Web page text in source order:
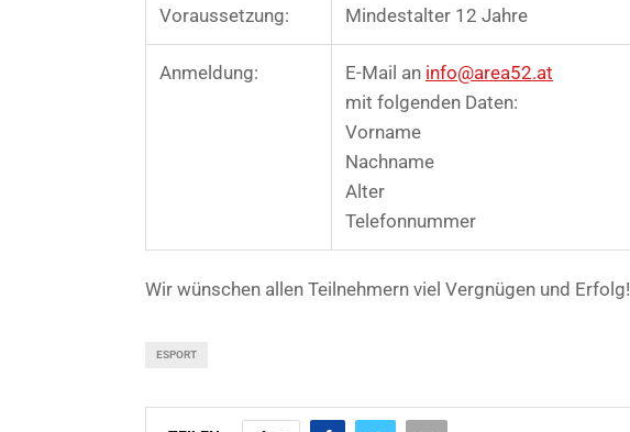
Voraussetzung: Mindestalter 12 Jahre
Anmeldung: E-Mail an info@area52.at
mit folgenden Daten:
Vorname
Nachname
Alter
Telefonnummer
Wir wünschen allen Teilnehmern viel Vergnügen und Erfolg!
ESPORT